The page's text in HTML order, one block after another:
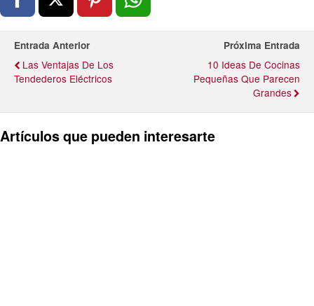
Entrada Anterior
Las Ventajas De Los
Tendederos Eléctricos
Próxima Entrada
10 Ideas De Cocinas
Pequeñas Que Parecen
Grandes
Artículos que pueden interesarte